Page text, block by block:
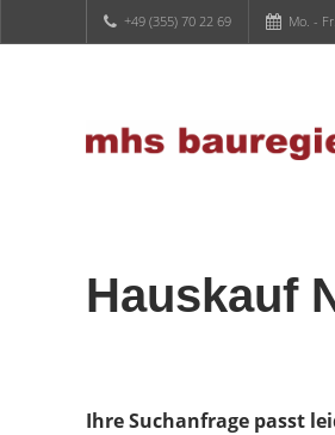
+49 (355) 70 22 69 Mo. -
Hauskauf
Ihre Suchanfrage passt